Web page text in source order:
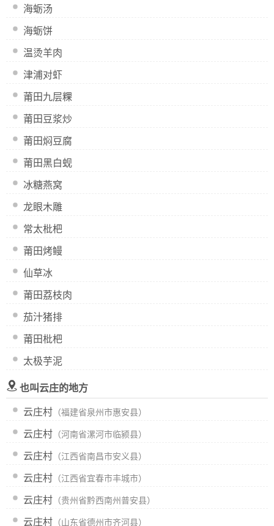
海蛎汤
海蛎饼
温烫羊肉
津浦对虾
莆田九层粿
莆田豆浆炒
莆田焖豆腐
莆田黑白蚬
冰糖燕窝
龙眼木雕
常太枇杷
莆田烤鳗
仙草冰
莆田荔枝肉
茄汁猪排
莆田枇杷
太极芋泥
也叫云庄的地方
云庄村 （福建省泉州市惠安县）
云庄村 （河南省漯河市临颍县）
云庄村 （江西省南昌市安义县）
云庄村 （江西省宜春市丰城市）
云庄村 （贵州省黔西南州普安县）
云庄村 （山东省德州市齐河县）